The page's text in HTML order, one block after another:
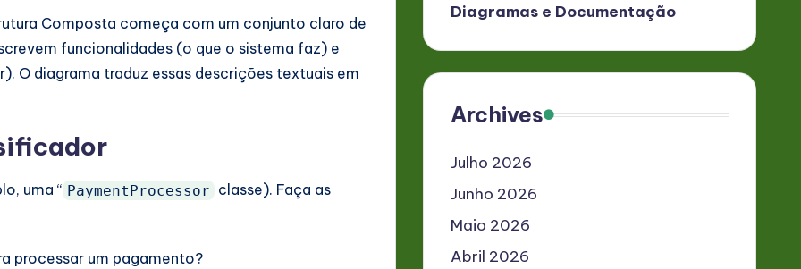
Composta começa com um conjunto claro de
funcionalidades (o que o sistema faz) e
O diagrama traduz essas descrições textuais em
uma “ PaymentProcessor classe). Faça as
processar um pagamento?
Diagramas e Documentação
Archives
Julho 2026
Junho 2026
Maio 2026
Abril 2026